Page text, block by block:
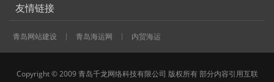
友情链接
青岛网站建设 青岛海运网 内贸海运
Copyright © 2009 青岛千龙网络科技有限公司 版权所有 部分内容引用互联